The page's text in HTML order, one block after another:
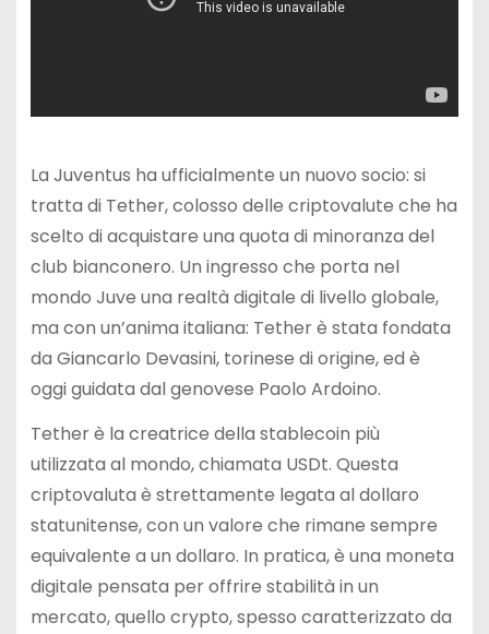
La Juventus ha ufficialmente un nuovo socio: si
tratta di Tether, colosso delle criptovalute che ha
scelto di acquistare una quota di minoranza del
club bianconero. Un ingresso che porta nel
mondo Juve una realtà digitale di livello globale,
ma con un’anima italiana: Tether è stata fondata
da Giancarlo Devasini, torinese di origine, ed è
oggi guidata dal genovese Paolo Ardoino.
Tether è la creatrice della stablecoin più
utilizzata al mondo, chiamata USDt. Questa
criptovaluta è strettamente legata al dollaro
statunitense, con un valore che rimane sempre
equivalente a un dollaro. In pratica, è una moneta
digitale pensata per offrire stabilità in un
mercato, quello crypto, spesso caratterizzato da